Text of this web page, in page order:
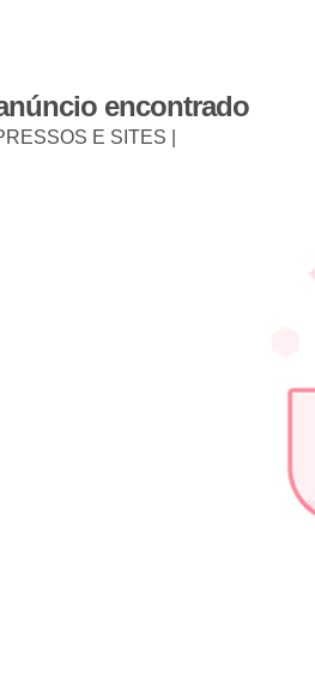
encontrado
E SITES |